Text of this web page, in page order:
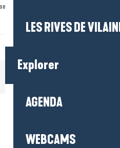
LES RIVES DE
Explorer
AGENDA
WEBCAMS
à niveau